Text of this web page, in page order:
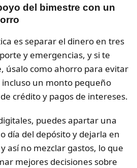
del bimestre con un
es separar el dinero en tres
y emergencias, y si te
úsalo como ahorro para evitar
un monto pequeño
crédito y pagos de intereses.
puedes apartar una
día del depósito y dejarla en
así no mezclar gastos, lo que
mejores decisiones sobre